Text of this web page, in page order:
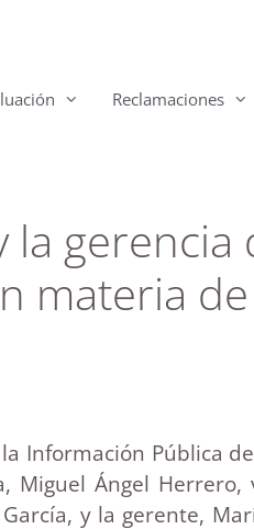
Reclamaciones
materia
Información Pública
Miguel Ángel
y la gerente,